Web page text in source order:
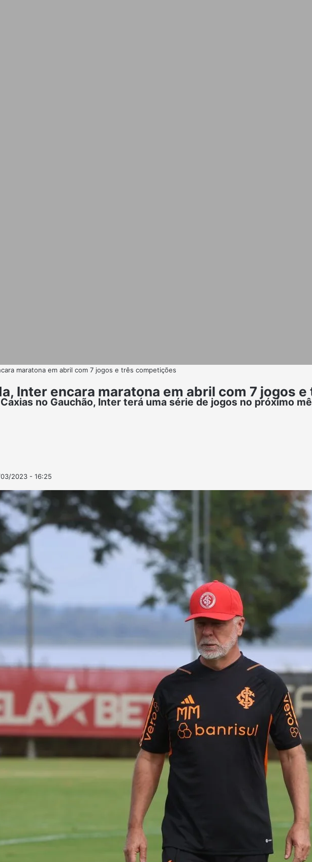
maratona em abril com 7 jogos e três competições
Inter encara maratona em abril com 7 jogos
no Gauchão, Inter terá uma série de jogos no próximo
2023 - 16:25